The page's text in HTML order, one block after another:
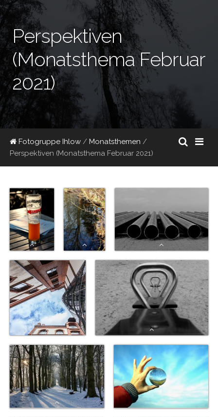
Perspektiven
(Monatsthema Februar
2021)
Fotogruppe Ihlow / Monatsthemen /
Perspektiven (Monatsthema Februar 2021)